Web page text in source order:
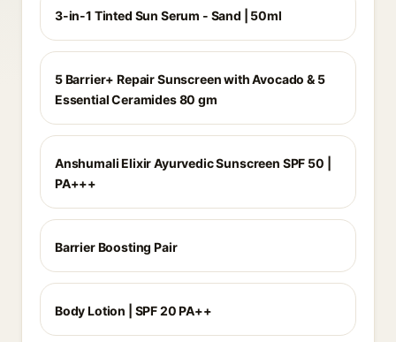
3-in-1 Tinted Sun Serum - Sand | 50ml
5 Barrier+ Repair Sunscreen with Avocado & 5
Essential Ceramides 80 gm
Anshumali Elixir Ayurvedic Sunscreen SPF 50 |
PA+++
Barrier Boosting Pair
Body Lotion | SPF 20 PA++